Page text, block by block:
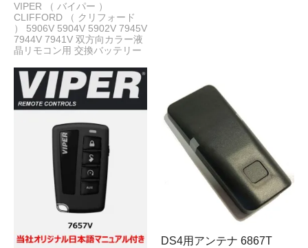
VIPER （ バイパー ）
CLIFFORD （ クリフォード
） 5906V 5904V 5902V 7945V
7944V 7941V 双方向カラー液
晶リモコン用 交換バッテリー
DS4用アンテナ 6867T